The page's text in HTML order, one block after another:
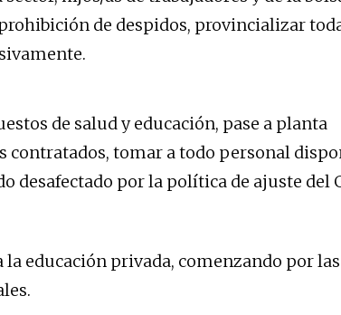
de despidos, provincializar
de salud y educación, pase a planta
contratados, tomar a todo personal
desafectado por la política de ajuste del
educación privada, comenzando por las